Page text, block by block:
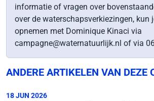
informatie of vragen over
over de waterschapsverkiezingen, kun
opnemen met Dominique Kinaci via
campagne@waternatuurlijk.nl of via
ANDERE ARTIKELEN VAN DEZE
18 JUN 2026